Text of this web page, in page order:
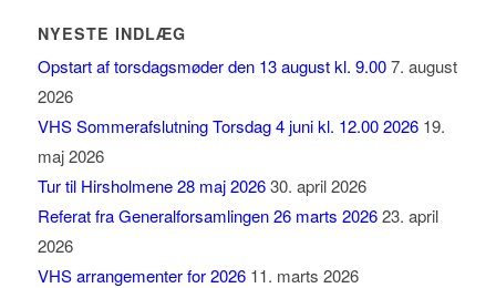
NYESTE INDLÆG
Opstart af torsdagsmøder den 13 august kl. 9.00 7. august
2026
VHS Sommerafslutning Torsdag 4 juni kl. 12.00 2026 19.
maj 2026
Tur til Hirsholmene 28 maj 2026 30. april 2026
Referat fra Generalforsamlingen 26 marts 2026 23. april
2026
VHS arrangementer for 2026 11. marts 2026